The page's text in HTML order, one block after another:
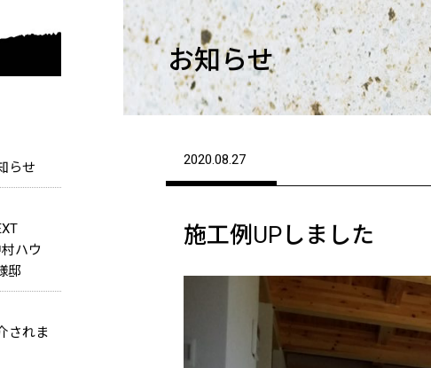
お知らせ
2020.08.27
施工例UPしました
らせ
ハウ
邸
されま